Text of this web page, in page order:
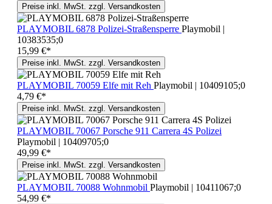
Preise inkl. MwSt. zzgl. Versandkosten
PLAYMOBIL 6878 Polizei-Straßensperre Playmobil |
10383535;0
15,99 €*
Preise inkl. MwSt. zzgl. Versandkosten
PLAYMOBIL 70059 Elfe mit Reh Playmobil | 10409105;0
4,79 €*
Preise inkl. MwSt. zzgl. Versandkosten
PLAYMOBIL 70067 Porsche 911 Carrera 4S Polizei
Playmobil | 10409705;0
49,99 €*
Preise inkl. MwSt. zzgl. Versandkosten
PLAYMOBIL 70088 Wohnmobil Playmobil | 10411067;0
54,99 €*